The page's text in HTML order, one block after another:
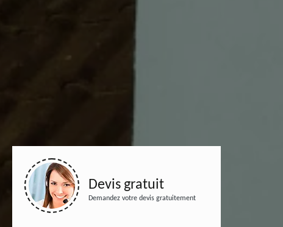
Devis gratuit
Demandez votre devis gratuitement